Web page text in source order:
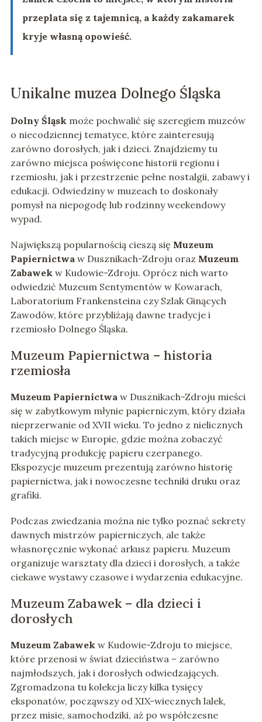
przeplata się z tajemnicą, a każdy zakamarek
kryje własną opowieść.
Unikalne muzea Dolnego Śląska
Dolny Śląskmoże pochwalić się szeregiem muzeów
o niecodziennej tematyce, które zainteresują
zarówno dorosłych, jak i dzieci. Znajdziemy tu
zarówno miejsca poświęcone historii regionu i
rzemiosłu, jak i przestrzenie pełne nostalgii, zabawy i
edukacji. Odwiedziny w muzeach to doskonały
pomysł na niepogodę lub rodzinny weekendowy
wypad.
Największą popularnością cieszą się Muzeum
Papiernictwaw Dusznikach-Zdroju oraz Muzeum
Zabawekw Kudowie-Zdroju. Oprócz nich warto
odwiedzić Muzeum Sentymentów w Kowarach,
Laboratorium Frankensteina czy Szlak Ginących
Zawodów, które przybliżają dawne tradycje i
rzemiosło Dolnego Śląska.
Muzeum Papiernictwa – historia
rzemiosła
Muzeum Papiernictwaw Dusznikach-Zdroju mieści
się w zabytkowym młynie papierniczym, który działa
nieprzerwanie od XVII wieku. To jedno z nielicznych
takich miejsc w Europie, gdzie można zobaczyć
tradycyjną produkcję papieru czerpanego.
Ekspozycje muzeum prezentują zarówno historię
papiernictwa, jak i nowoczesne techniki druku oraz
grafiki.
Podczas zwiedzania można nie tylko poznać sekrety
dawnych mistrzów papierniczych, ale także
własnoręcznie wykonać arkusz papieru. Muzeum
organizuje warsztaty dla dzieci i dorosłych, a także
ciekawe wystawy czasowe i wydarzenia edukacyjne.
Muzeum Zabawek – dla dzieci i
dorosłych
Muzeum Zabawekw Kudowie-Zdroju to miejsce,
które przenosi w świat dzieciństwa – zarówno
najmłodszych, jak i dorosłych odwiedzających.
Zgromadzona tu kolekcja liczy kilka tysięcy
eksponatów, począwszy od XIX-wiecznych lalek,
przez misie, samochodziki, aż po współczesne